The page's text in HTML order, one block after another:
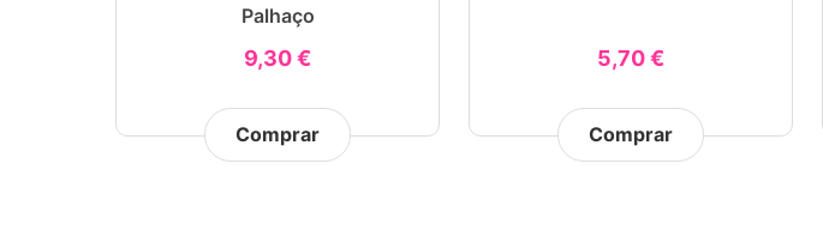
Palhaço
9,30 €
Comprar
5,70 €
Comprar